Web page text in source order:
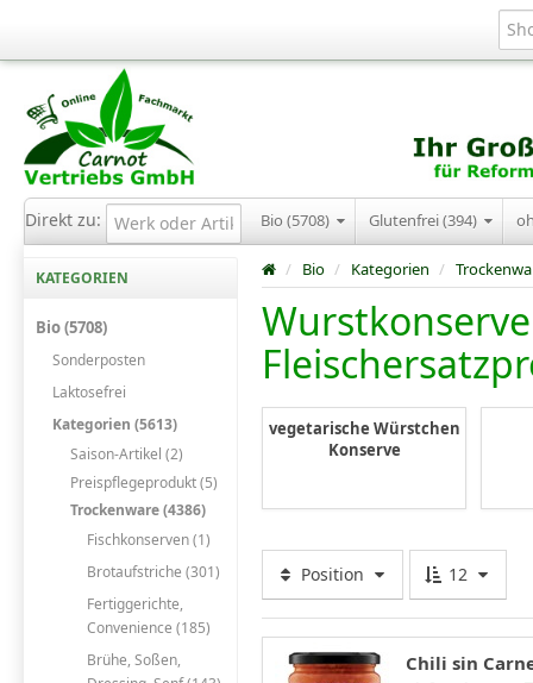
Direkt zu: Bio (5708) Glutenfrei (394)
KATEGORIEN
Bio (5708)
Sonderposten
Laktosefrei
Kategorien (5613)
Saison-Artikel (2)
Preispflegeprodukt (5)
Trockenware (4386)
Fischkonserven (1)
Brotaufstriche (301)
Fertiggerichte,
Convenience (185)
Brühe, Soßen,
/ Bio / Kategorien /
vegetarische Würstchen
Konserve
Position 12
Chili sin